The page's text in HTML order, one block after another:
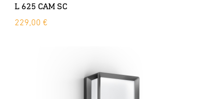
L 625 CAM SC
229,00 €